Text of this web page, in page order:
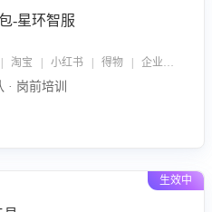
-星环智服
京东 | 抖音 | 拼多多 | 快手 | 淘宝 | 小红书 | 得物 | 企业微信
岗前培训
生效中